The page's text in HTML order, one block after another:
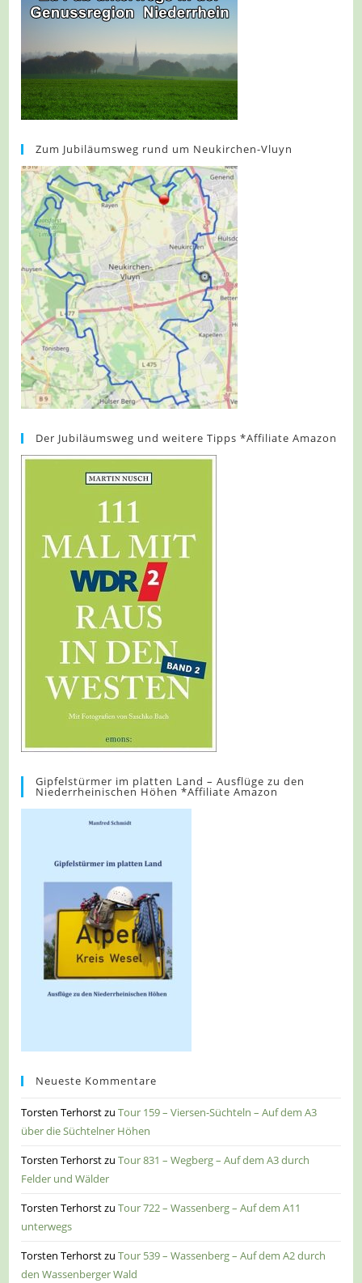
Zum Jubiläumsweg rund um Neukirchen-Vluyn
Der Jubiläumsweg und weitere Tipps *Affiliate Amazon
Gipfelstürmer im platten Land – Ausflüge zu den
Niederrheinischen Höhen *Affiliate Amazon
Neueste Kommentare
Torsten TerhorstzuTour 159 – Viersen-Süchteln – Auf dem A3
über die Süchtelner Höhen
Torsten TerhorstzuTour 831 – Wegberg – Auf dem A3 durch
Felder und Wälder
Torsten TerhorstzuTour 722 – Wassenberg – Auf dem A11
unterwegs
Torsten TerhorstzuTour 539 – Wassenberg – Auf dem A2 durch
den Wassenberger Wald